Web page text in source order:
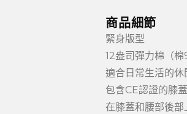
商品細節
緊身版型
12盎司彈力棉（
適合日常生活的休
包含CE認證的膝
在膝蓋和腰部後